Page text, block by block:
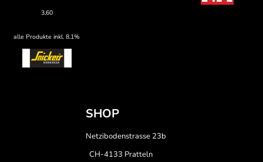
3,60
alle Produkte inkl. 8.1%
SHOP
Netzibodenstrasse 23b
CH-4133 Pratteln